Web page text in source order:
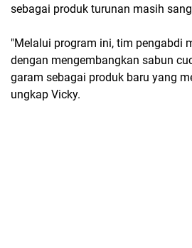
sebagai produk turunan masih
"Melalui program ini, tim pengabdi
dengan mengembangkan sabun
garam sebagai produk baru yang
ungkap Vicky.